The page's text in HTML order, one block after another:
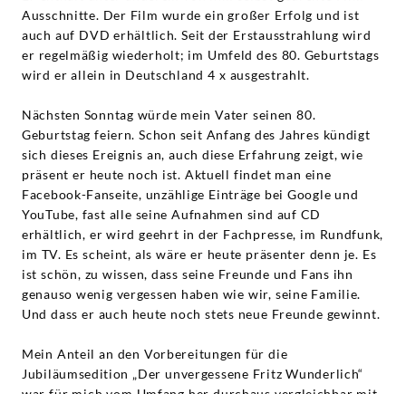
Ausschnitte. Der Film wurde ein großer Erfolg und ist
auch auf DVD erhältlich. Seit der Erstausstrahlung wird
er regelmäßig wiederholt; im Umfeld des 80. Geburtstags
wird er allein in Deutschland 4 x ausgestrahlt.
Nächsten Sonntag würde mein Vater seinen 80.
Geburtstag feiern. Schon seit Anfang des Jahres kündigt
sich dieses Ereignis an, auch diese Erfahrung zeigt, wie
präsent er heute noch ist. Aktuell findet man eine
Facebook-Fanseite, unzählige Einträge bei Google und
YouTube, fast alle seine Aufnahmen sind auf CD
erhältlich, er wird geehrt in der Fachpresse, im Rundfunk,
im TV. Es scheint, als wäre er heute präsenter denn je. Es
ist schön, zu wissen, dass seine Freunde und Fans ihn
genauso wenig vergessen haben wie wir, seine Familie.
Und dass er auch heute noch stets neue Freunde gewinnt.
Mein Anteil an den Vorbereitungen für die
Jubiläumsedition „Der unvergessene Fritz Wunderlich“